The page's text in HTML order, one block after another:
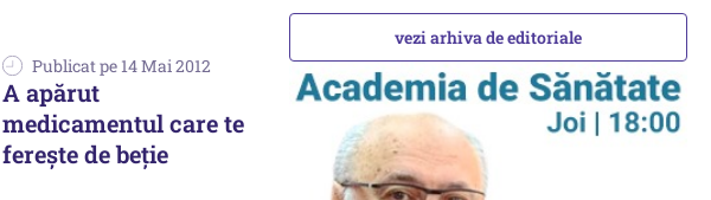
Publicat pe 14 Mai 2012
A apărut
medicamentul care te
ferește de beție
vezi arhiva de editoriale